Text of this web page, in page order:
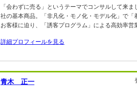
「会わずに売る」というテーマでコンサルして来
社の基本商品。「非凡化・モノ化・モデル化」で「
お客様に迫り、「誘客プログラム」による高効率営
詳細プロフィールを見る
青木 正一